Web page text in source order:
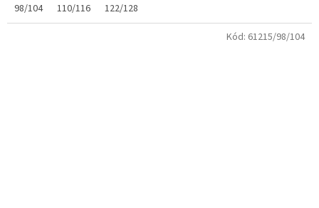
98/104
110/116 122/128
Kód: 61215/98/104